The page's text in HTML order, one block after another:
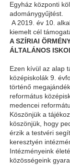
Egyház központi
adománygyűjtést.
A 2019. év 10.
kiemelt cél
A SZÍRIAI
ÁLTALÁNOS
Ezen kívül az alap
középiskolák 9.
történő
református
medencei
Köszönjük a
köszönjük, hogy
érzik a testvéri
keresztyén
Intézményeink
közösségeink